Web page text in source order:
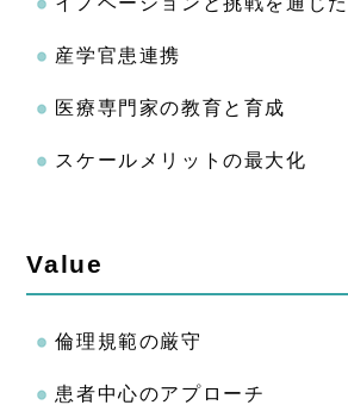
産学官患連携
医療専門家の教育と育成
スケールメリットの最大化
Value
倫理規範の厳守
患者中心のアプローチ